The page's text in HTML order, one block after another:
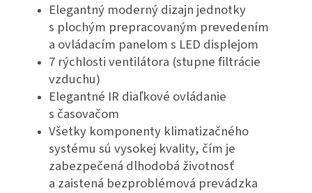
Elegantný moderný dizajn jednotky
s plochým prepracovaným prevedením
a ovládacím panelom s LED displejom
7 rýchlosti ventilátora (stupne filtrácie
vzduchu)
Elegantné IR diaľkové ovládanie
s časovačom
Všetky komponenty klimatizačného
systému sú vysokej kvality, čím je
zabezpečená dlhodobá životnosť
a zaistená bezproblémová prevádzka